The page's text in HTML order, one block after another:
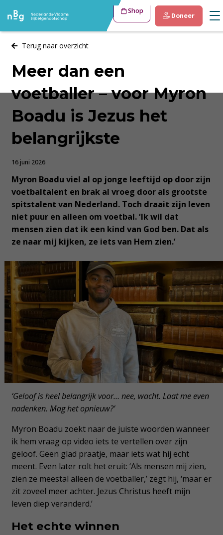
Shop
Doneer
Terug naar overzicht
Meer dan een
voetballer – voor Myron
Boadu is Jezus het
belangrijkste
16 juni 2026
Myron Boadu viel al op jonge leeftijd op door zijn
voetbaltalent en brak al vroeg door als grootste
spitstalent van Nederland. Toch draait zijn leven
niet puur en alleen om voetbal. ‘Ik wil dat
mensen zien dat ik een kind van God ben. Dat als
ze naar mij kijken, ze iets van Hem zien.’
‘Geloof is heel belangrijk voor… nee, wacht. Laat me even
nadenken. Mag het opnieuw?’
Myron Boadu zoekt naar de juiste woorden wanneer
ik hem vraag op video iets te vertellen over zijn
geloof. Geen glad praatje, maar iets wat hij echt
meent. Even later rolt het eruit: ‘Als mensen mij zien,
zien ze meestal alleen de voetballer,’ zegt hij, ‘maar er
zit zoveel meer achter. Jezus Christus heeft mijn
leven diep veranderd.’
Het echte winnen